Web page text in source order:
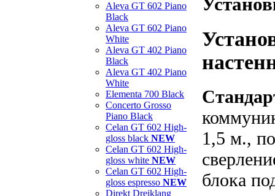
Aleva GT 602 Piano
Black
Aleva GT 602 Piano
White
Aleva GT 402 Piano
Black
Aleva GT 402 Piano
White
Elementa 700 Black
Concerto Grosso
Piano Black
Celan GT 602 High-
gloss black NEW
Celan GT 602 High-
gloss white NEW
Celan GT 602 High-
gloss espresso NEW
Direkt Dreiklang
1,5 м.,
блока